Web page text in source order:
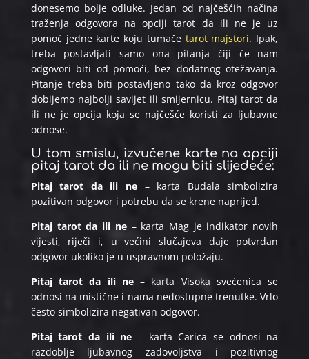
donesemo bolje odluke. Jedan od najčešćih načina
traženja odgovora na opciji tarot da ili ne je uz
pomoć jedne karte koju tumače tarot majstori. Ipak,
treba postavljati samo ona pitanja čiji će nam
odgovori biti od pomoći, bez dodatnog otežavanja.
Pitanje treba biti postavljeno tako da kroz odgovor
dobijemo najbolji savijet ili smijernicu. Pitaj tarot da
ili neje opcija koja se najčešće koristi za ljubavne
odnose.
U tom smislu, izvučene karte na opciji
pitaj tarot da ili ne mogu biti slijedeće:
Pitaj tarot da ili ne – karta Budala simbolizira
pozitivan odgovor i potrebu da se krene naprijed.
Pitaj tarot da ili ne– karta Mag je indikator novih
vijesti, riječi i, u većini slučajeva daje potvrdan
odgovor ukoliko je u uspravnom položaju.
Pitaj tarot da ili ne– karta Visoka svećenica se
odnosi na mistične i nama nedostupne trenutke. Vrlo
često simbolizira negativan odgovor.
Pitaj tarot da ili ne – karta Carica se odnosi na
razdoblje ljubavnog zadovoljstva i pozitivnog